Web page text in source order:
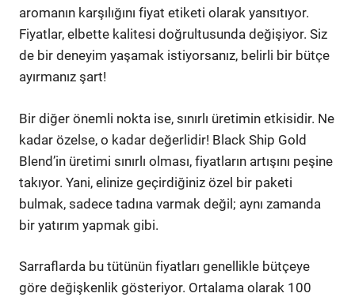
aromanın karşılığını fiyat etiketi olarak yansıtıyor.
Fiyatlar, elbette kalitesi doğrultusunda değişiyor. Siz
de bir deneyim yaşamak istiyorsanız, belirli bir bütçe
ayırmanız şart!
Bir diğer önemli nokta ise, sınırlı üretimin etkisidir. Ne
kadar özelse, o kadar değerlidir! Black Ship Gold
Blend’in üretimi sınırlı olması, fiyatların artışını peşine
takıyor. Yani, elinize geçirdiğiniz özel bir paketi
bulmak, sadece tadına varmak değil; aynı zamanda
bir yatırım yapmak gibi.
Sarraflarda bu tütünün fiyatları genellikle bütçeye
göre değişkenlik gösteriyor. Ortalama olarak 100